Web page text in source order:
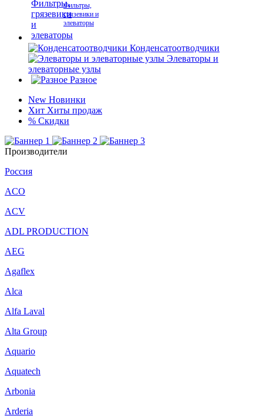
Фильтры,
грязевики и
элеваторы
Конденсатоотводчики
Элеваторы и
элеваторные узлы
Разное
New Новинки
Хит Хиты продаж
% Скидки
Производители
Россия
ACO
ACV
ADL PRODUCTION
AEG
Agaflex
Alca
Alfa Laval
Alta Group
Aquario
Aquatech
Arbonia
Arderia